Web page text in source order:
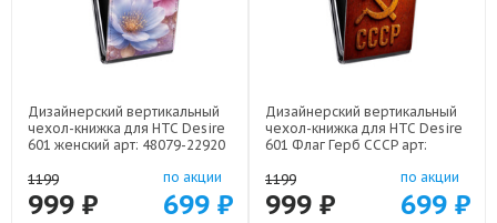
Дизайнерский вертикальный
чехол-книжка для HTC Desire
601 женский арт: 48079-22920
1199
999 ₽
по акции
699 ₽
Дизайнерский вертикальный
чехол-книжка для HTC Desire
601 Флаг Герб СССР арт:
1199
999 ₽
по акции
699 ₽